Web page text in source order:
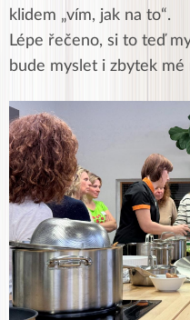
klidem „vím, jak na to“.
Lépe řečeno, si to teď
bude myslet i zbytek mé